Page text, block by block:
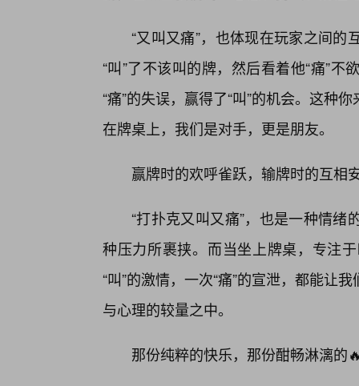
“又叫又痛”，也体现在玩家之间
“叫”了不该叫的牌，然后看着他“痛”
“痛”的失误，赢得了“叫”的机会。这种
在牌桌上，我们是对手，更是朋友。
赢牌时的欢呼雀跃，输牌时的互相
“打扑克又叫又痛”，也是一种情
种压力所裹挟。而当坐上牌桌，专注
“叫”的激情，一次“痛”的宣泄，都能让
与心理的较量之中。
那份纯粹的快乐，那份酣畅淋漓的